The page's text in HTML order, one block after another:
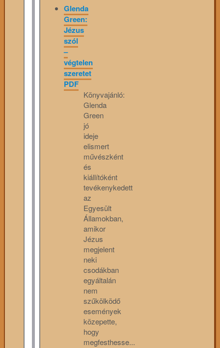
Glenda
Green:
Jézus
szól
–
végtelen
szeretet
PDF
Könyvajánló:
Glenda
Green
jó
ideje
elismert
művészként
és
kiállítóként
tevékenykedett
az
Egyesült
Államokban,
amikor
Jézus
megjelent
neki
csodákban
egyáltalán
nem
szűkölködő
események
közepette,
hogy
megfesthesse...